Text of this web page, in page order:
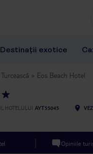
Destinații exotice
Eos Beach Hotel
HOTELULUI AYT55045
Opiniile